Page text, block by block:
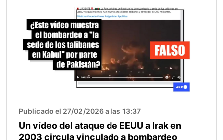
Publicado el 27/02/2026 a las 13:37
Un vídeo del ataque de EEUU a Irak en
2003 circula vinculado a bombardeo